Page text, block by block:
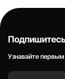
Узнавайте